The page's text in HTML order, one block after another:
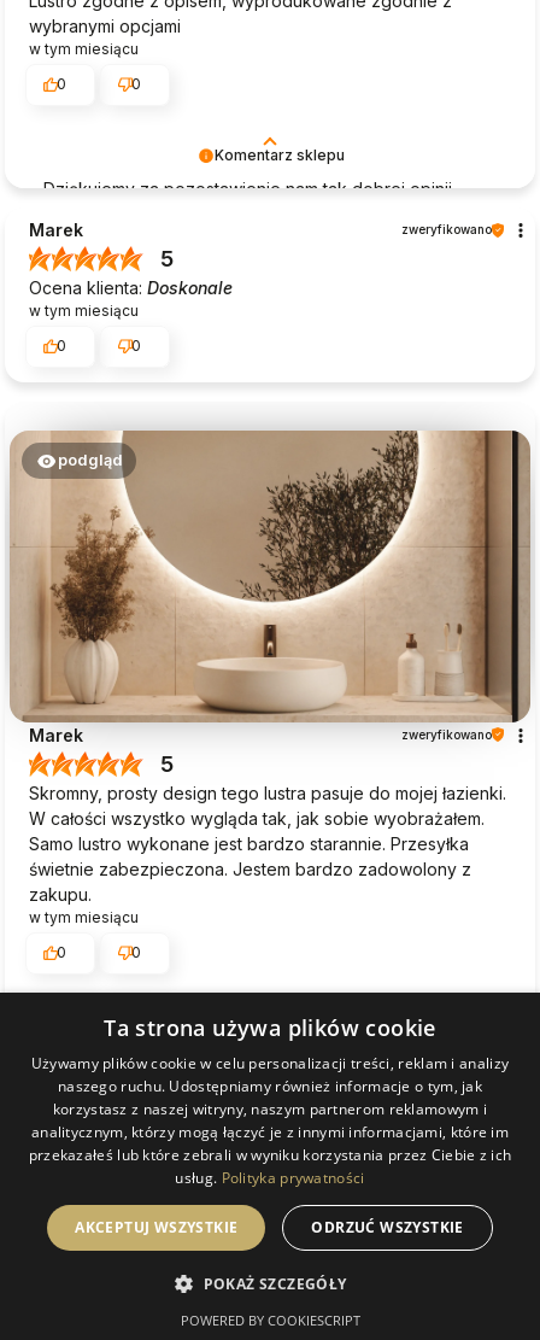
Komentarz sklepu
Dziękujemy za pozostawienie nam tak dobrej opinii.
recenzja potwierdza nasze wysiłki - dziękujemy raz
jeszcze i mamy nadzieję - do szybkiego zobaczenia!
wybranymi opcjami
w tym miesiącu
0
0
Marek zweryfikowano
5
Ocena klienta: Doskonale
w tym miesiącu
0
0
Komentarz sklepu
Cieszy nas Twoja miła opinia i zaufanie. Jesteśmy
wdzięczni za tak wspaniałych klientów jak Ty. Z
pozdrowieniami, obsługa sklepu Magia Lustra.
podgląd
Marek zweryfikowano
5
Skromny, prosty design tego lustra pasuje do mojej łazienki.
W całości wszystko wygląda tak, jak sobie wyobrażałem.
Samo lustro wykonane jest bardzo starannie. Przesyłka
świetnie zabezpieczona. Jestem bardzo zadowolony z
zakupu.
w tym miesiącu
0
0
podgląd
Ta strona używa plików cookie
Używamy plików cookie w celu personalizacji treści, reklam i analizy
naszego ruchu. Udostępniamy również informacje o tym, jak
korzystasz z naszej witryny, naszym partnerom reklamowym i
analitycznym, którzy mogą łączyć je z innymi informacjami, które im
przekazałeś lub które zebrali w wyniku korzystania przez Ciebie z ich
usług. Polityka prywatności
AKCEPTUJ WSZYSTKIE ODRZUĆ WSZYSTKIE
POKAŻ SZCZEGÓŁY
POWERED BY COOKIESCRIPT